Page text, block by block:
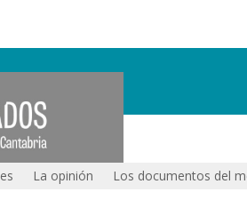
La opinión Los documentos del